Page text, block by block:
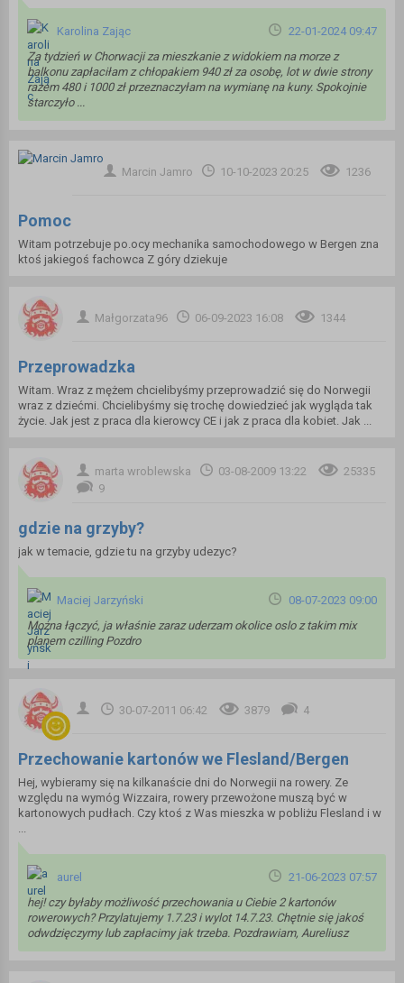
Karolina Zając
22-01-2024 09:47
Za tydzień w Chorwacji za mieszkanie z widokiem na morze z
balkonu zapłaciłam z chłopakiem 940 zł za osobę, lot w dwie strony
razem 480 i 1000 zł przeznaczyłam na wymianę na kuny. Spokojnie
starczyło ...
Marcin Jamro 10-10-2023 20:25 1236
Pomoc
Witam potrzebuje po.ocy mechanika samochodowego w Bergen zna
ktoś jakiegoś fachowca Z góry dziekuje
Małgorzata96 06-09-2023 16:08 1344
Przeprowadzka
Witam. Wraz z mężem chcielibyśmy przeprowadzić się do Norwegii
wraz z dziećmi. Chcielibyśmy się trochę dowiedzieć jak wygląda tak
życie. Jak jest z praca dla kierowcy CE i jak z praca dla kobiet. Jak ...
marta wroblewska 03-08-2009 13:22
25335
9
gdzie na grzyby?
jak w temacie, gdzie tu na grzyby udezyc?
Maciej Jarzyński
08-07-2023 09:00
Można łączyć, ja właśnie zaraz uderzam okolice oslo z takim mix
planem czilling Pozdro
30-07-2011 06:42 3879 4
Przechowanie kartonów we Flesland/Bergen
Hej, wybieramy się na kilkanaście dni do Norwegii na rowery. Ze
względu na wymóg Wizzaira, rowery przewożone muszą być w
kartonowych pudłach. Czy ktoś z Was mieszka w pobliżu Flesland i w
...
aurel
21-06-2023 07:57
hej! czy byłaby możliwość przechowania u Ciebie 2 kartonów
rowerowych? Przylatujemy 1.7.23 i wylot 14.7.23. Chętnie się jakoś
odwdzięczymy lub zapłacimy jak trzeba. Pozdrawiam, Aureliusz